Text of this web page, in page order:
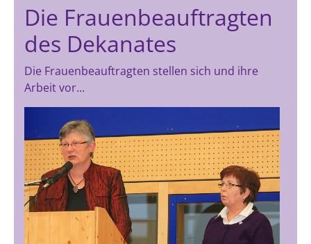
Die Frauenbeauftragten
des Dekanates
Die Frauenbeauftragten stellen sich und ihre
Arbeit vor...